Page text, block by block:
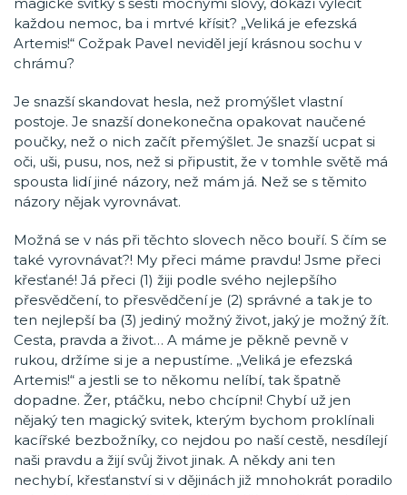
každou nemoc, ba i mrtvé křísit? „Veliká je efezská
Artemis!“ Cožpak Pavel neviděl její krásnou sochu v
chrámu?
Je snazší skandovat hesla, než promýšlet vlastní
postoje. Je snazší donekonečna opakovat naučené
poučky, než o nich začít přemýšlet. Je snazší ucpat si
oči, uši, pusu, nos, než si připustit, že v tomhle světě má
spousta lidí jiné názory, než mám já. Než se s těmito
názory nějak vyrovnávat.
Možná se v nás při těchto slovech něco bouří. S čím se
také vyrovnávat?! My přeci máme pravdu! Jsme přeci
křesťané! Já přeci (1) žiji podle svého nejlepšího
přesvědčení, to přesvědčení je (2) správné a tak je to
ten nejlepší ba (3) jediný možný život, jaký je možný žít.
Cesta, pravda a život… A máme je pěkně pevně v
rukou, držíme si je a nepustíme. „Veliká je efezská
Artemis!“ a jestli se to někomu nelíbí, tak špatně
dopadne. Žer, ptáčku, nebo chcípni! Chybí už jen
nějaký ten magický svitek, kterým bychom proklínali
kacířské bezbožníky, co nejdou po naší cestě, nesdílejí
naši pravdu a žijí svůj život jinak. A někdy ani ten
nechybí, křesťanství si v dějinách již mnohokrát poradilo